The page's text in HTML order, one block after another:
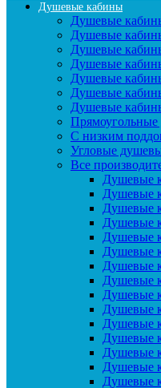
Душевые кабины
Душевые
Душевые
Душевые
Душевые
Душевые
Душевые
Душевые
С низким
Угловые
Все
Душевые
Душевые
Душевые
Душевые
Душевые
Душевые
Душевые
Душевые
Душевые
Душевые
Душевые
Душевые
Душевые
Душевые
Душевые